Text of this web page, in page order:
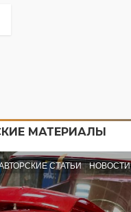
МАТЕРИАЛЫ
СТАТЬИ НОВОСТИ